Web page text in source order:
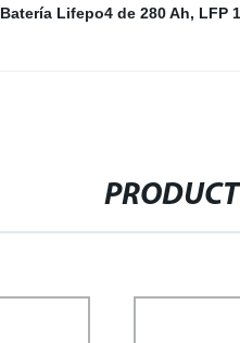
Batería Lifepo4 de 280 Ah, LFP